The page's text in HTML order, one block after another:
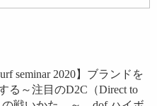
seminar 2020】ブランドを
る～注目のD2C（Direct to